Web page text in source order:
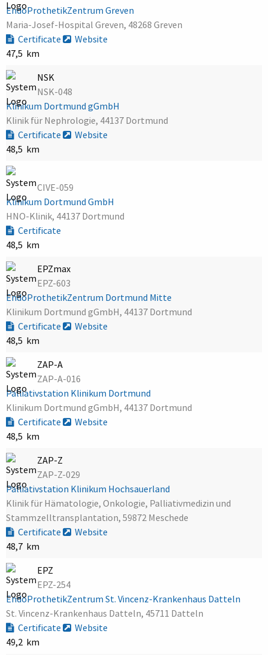
EndoProthetikZentrum Greven
Maria-Josef-Hospital Greven, 48268 Greven
Certificate
Website
47,5 km
NSK
NSK-048
Klinikum Dortmund gGmbH
Klinik für Nephrologie, 44137 Dortmund
Certificate
Website
48,5 km
CIVE-059
Klinikum Dortmund GmbH
HNO-Klinik, 44137 Dortmund
Certificate
48,5 km
EPZmax
EPZ-603
EndoProthetikZentrum Dortmund Mitte
Klinikum Dortmund gGmbH, 44137 Dortmund
Certificate
Website
48,5 km
ZAP-A
ZAP-A-016
Palliativstation Klinikum Dortmund
Klinikum Dortmund gGmbH, 44137 Dortmund
Certificate
Website
48,5 km
ZAP-Z
ZAP-Z-029
Palliativstation Klinikum Hochsauerland
Klinik für Hämatologie, Onkologie, Palliativmedizin und
Stammzelltransplantation, 59872 Meschede
Certificate
Website
48,7 km
EPZ
EPZ-254
EndoProthetikZentrum St. Vincenz-Krankenhaus Datteln
St. Vincenz-Krankenhaus Datteln, 45711 Datteln
Certificate
Website
49,2 km